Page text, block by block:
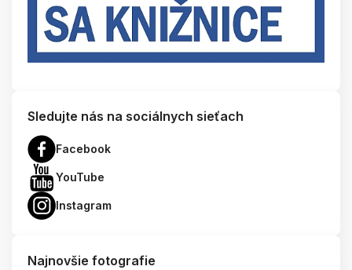
Sledujte nás na sociálnych sieťach
Facebook
YouTube
Instagram
Najnovšie fotografie